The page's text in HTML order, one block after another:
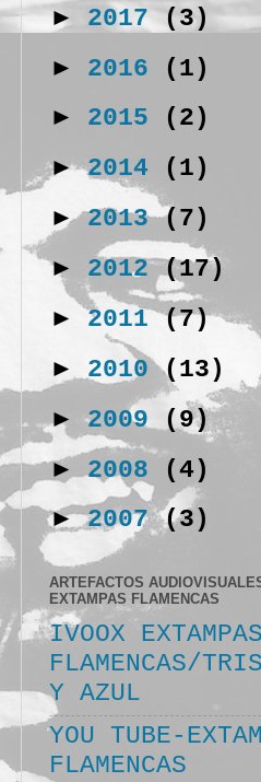
► 2017(3)
► 2016 (1)
► 2015 (2)
►2014 (1)
►2013(7)
► 2012(17)
►2011(7)
► 2010(13)
►2009 (9)
►2008 (4)
►2007(3)
ARTEFACTOS
EXTAMPAS FLAMENCAS
IVOOX
FLAMENCAS/
Y AZUL
YOU TUBE-
FLAMENCAS